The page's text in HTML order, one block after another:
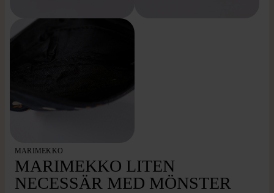
MARIMEKKO
MARIMEKKO LITEN
NECESSÄR MED MÖNSTER